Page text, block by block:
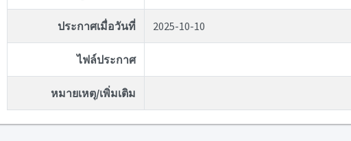
ประกาศเมื่อวันที่ 2025-10-10
ไฟล์ประกาศ
หมายเหตุ/เพิ่มเติม